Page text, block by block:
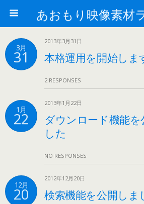
3月
31
2013年3月31日
本格運用を開始しま
2 RESPONSES
1月
22
2013年1月22日
ダウンロード機能を
した
NO RESPONSES
12月
20
2012年12月20日
検索機能を公開しま